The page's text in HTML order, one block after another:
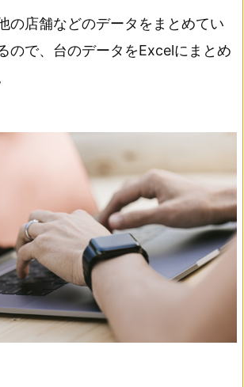
の店舗などのデータをまとめてい
ので、台のデータをExcelにまとめ